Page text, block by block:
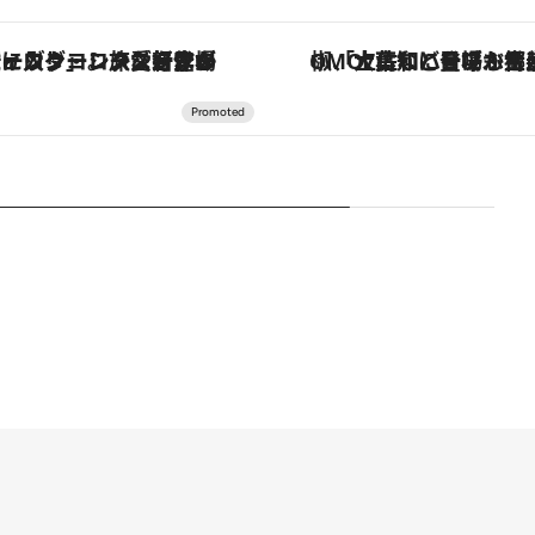
「土佐和ハーブかき氷」がOMO7高知に登場！生姜、山椒、大葉など目にも舌にも涼を呼ぶ郷土の味